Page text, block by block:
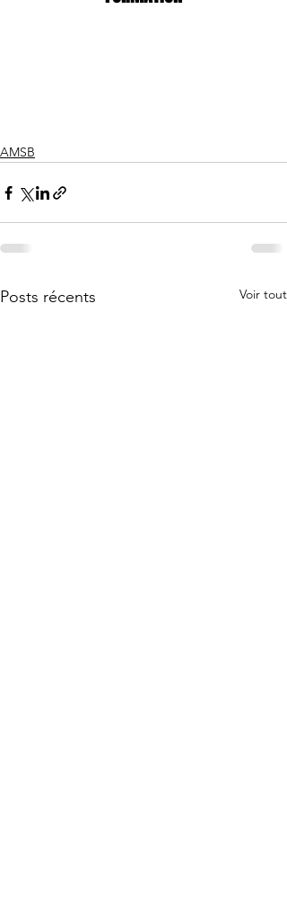
AMSB
Posts récents Voir tout